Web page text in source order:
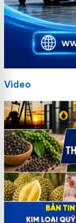
Video